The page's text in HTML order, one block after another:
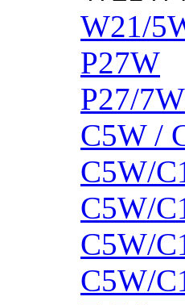
W21/
P27W
P27/7W
C5W /
C5W/
C5W/
C5W/
C5W/